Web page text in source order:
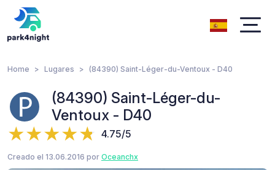
Home Lugares (84390) Saint-Léger-du-Ventoux - D40
(84390) Saint-Léger-du-
Ventoux - D40
4.75/5
Creado el 13.06.2016 por Oceanchx